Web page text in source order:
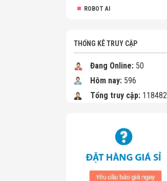
ROBOT AI
THỐNG KÊ TRUY CẬP
Đang Online: 50
Hôm nay: 596
Tổng truy cập: 118482